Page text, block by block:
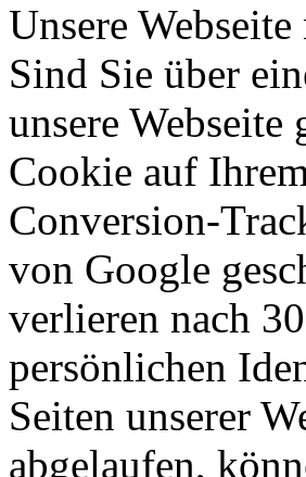
Unsere
Sind Sie über
unsere
Cookie auf
Conversion-
von Google
verlieren nach
persönlichen
Seiten unserer
abgelaufen,